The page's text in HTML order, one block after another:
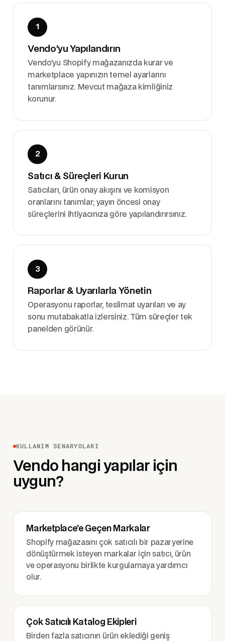
1
Vendo’yu Yapılandırın
Vendo’yu Shopify mağazanızda kurar ve
marketplace yapınızın temel ayarlarını
tanımlarsınız. Mevcut mağaza kimliğiniz
korunur.
2
Satıcı & Süreçleri Kurun
Satıcıları, ürün onay akışını ve komisyon
oranlarını tanımlar; yayın öncesi onay
süreçlerini ihtiyacınıza göre yapılandırırsınız.
3
Raporlar & Uyarılarla Yönetin
Operasyonu raporlar, teslimat uyarıları ve ay
sonu mutabakatla izlersiniz. Tüm süreçler tek
panelden görünür.
KULLANIM SENARYOLARI
Vendo hangi yapılar için
uygun?
Marketplace’e Geçen Markalar
Shopify mağazasını çok satıcılı bir pazaryerine
dönüştürmek isteyen markalar için satıcı, ürün
ve operasyonu birlikte kurgulamaya yardımcı
olur.
Çok Satıcılı Katalog Ekipleri
Birden fazla satıcının ürün eklediği geniş